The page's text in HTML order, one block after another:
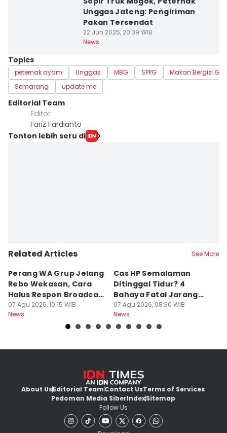
Unggas Jateng: Pengiriman
Pakan Tersendat
22 Jun 2025, 20:39 WIB
News
Topics
peternak ayam Unggas MBG SPPG
Makan Bergizi
Semarang
update me
Editorial Team
Editor
Fariz Fardianto
Tonton lebih seru di
Related Articles See More
Perang WA Grup Jelang
Rebo Wekasan, Cara
Halus Respon Broadcast
Parno
07 Agu 2026, 10:15 WIB
News
Cas HP Semalaman
Ditinggal Tidur? 4
Bahaya Fatal Jarang
Disadari Pekerja Kantor
07 Agu 2026, 08:30 WIB
News
About UsEditorial TeamContact UsTerms of Services
Pedoman Media SiberIndexSitemap
Follow Us